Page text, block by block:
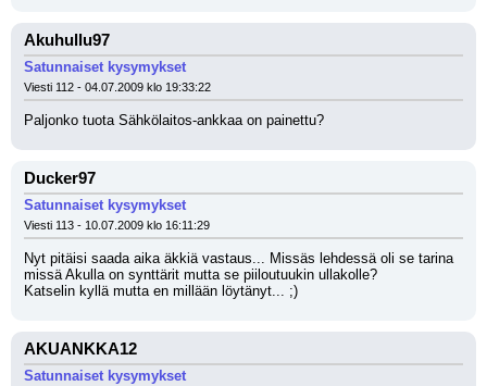
Akuhullu97
Satunnaiset kysymykset
Viesti 112 - 04.07.2009 klo 19:33:22
Paljonko tuota Sähkölaitos-ankkaa on painettu?
Ducker97
Satunnaiset kysymykset
Viesti 113 - 10.07.2009 klo 16:11:29
Nyt pitäisi saada aika äkkiä vastaus... Missäs lehdessä oli se tarina
missä Akulla on synttärit mutta se piiloutuukin ullakolle?
Katselin kyllä mutta en millään löytänyt... ;)
AKUANKKA12
Satunnaiset kysymykset